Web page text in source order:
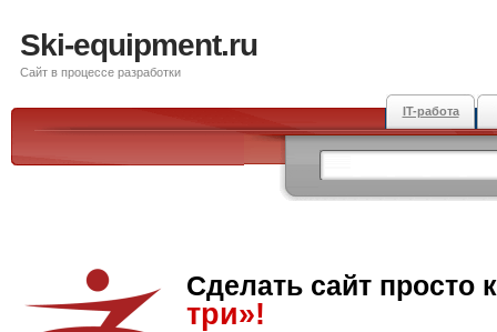
Ski-equipment.ru
Сайт в процессе разработки
IT-работа
Сделать сайт просто
три»!